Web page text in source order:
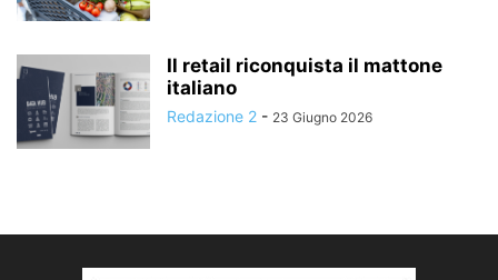
Il retail riconquista il mattone
italiano
Redazione 2 - 23 Giugno 2026